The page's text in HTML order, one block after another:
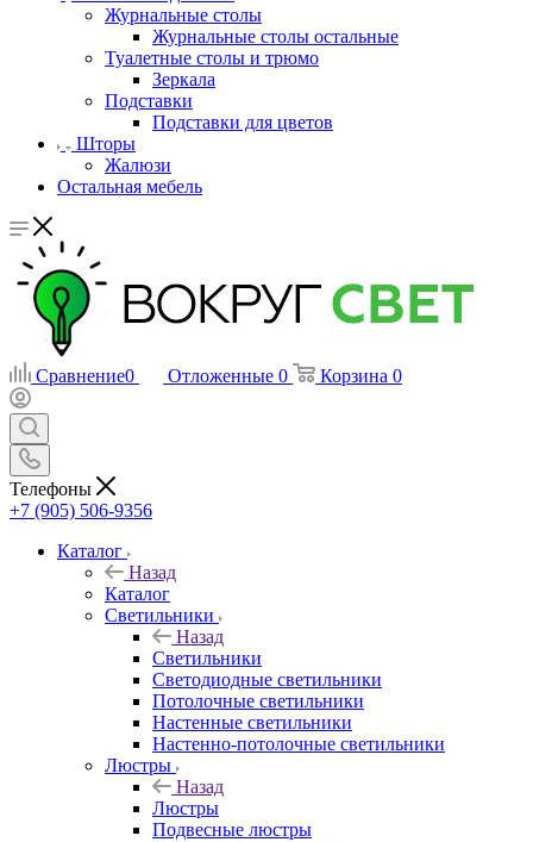
Журнальные столы
Журнальные столы остальные
Туалетные столы и трюмо
Зеркала
Подставки
Подставки для цветов
Шторы
Жалюзи
Остальная мебель
Сравнение0 Отложенные 0 Корзина 0
Телефоны
+7 (905) 506-9356
Каталог
Назад
Каталог
Светильники
Назад
Светильники
Светодиодные светильники
Потолочные светильники
Настенные светильники
Настенно-потолочные светильники
Люстры
Назад
Люстры
Подвесные люстры